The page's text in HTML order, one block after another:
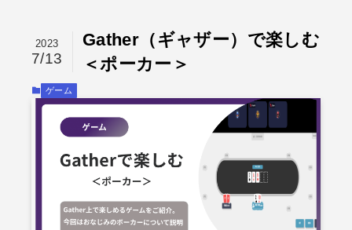
Gather（ギャザー）で楽しむ
＜ポーカー＞
2023
7/13
ゲーム